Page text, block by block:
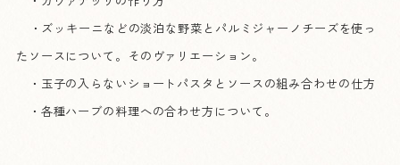
・ズッキーニなどの淡泊な野菜とパルミジャーノチーズを使っ
たソースについて。そのヴァリエーション。
・玉子の入らないショートパスタとソースの組み合わせの仕方
・各種ハーブの料理への合わせ方について。